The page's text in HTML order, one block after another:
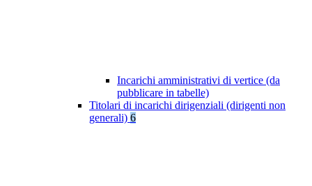
Incarichi amministrativi di vertice (da
pubblicare in tabelle)
Titolari di incarichi dirigenziali (dirigenti non
generali) 6